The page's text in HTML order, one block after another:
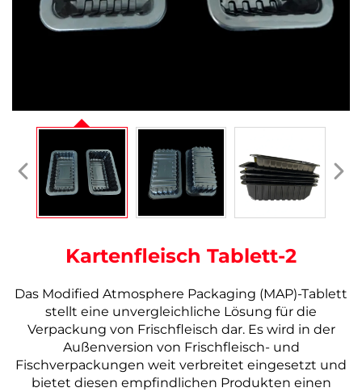
Kartenfleisch Tablett-2
Das Modified Atmosphere Packaging (MAP)-Tablett
stellt eine unvergleichliche Lösung für die
Verpackung von Frischfleisch dar. Es wird in der
Außenversion von Frischfleisch- und
Fischverpackungen weit verbreitet eingesetzt und
bietet diesen empfindlichen Produkten einen